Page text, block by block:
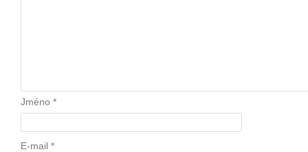
Jméno *
E-mail *